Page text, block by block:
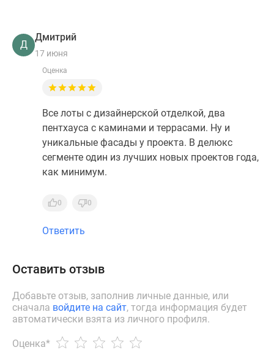
Д
Дмитрий
17 июня
Оценка
Все лоты с дизайнерской отделкой, два
пентхауса с каминами и террасами. Ну и
уникальные фасады у проекта. В делюкс
сегменте один из лучших новых проектов года,
как минимум.
0 0
Ответить
Оставить отзыв
Добавьте отзыв, заполнив личные данные, или
сначала войдите на сайт, тогда информация будет
автоматически взята из личного профиля.
Оценка*